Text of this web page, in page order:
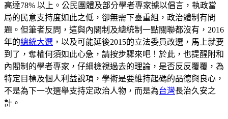
高達78% 以上。公民團體及部分學者專家據以倡言，執政當
局的民意支持度如此之低，卻無需下臺重組，政治體制有問
題。但筆者反問，這與內閣制及總統制一點關聯都沒有，2016
年的總統大選 ，以及可能延後2015的立法委員改選，馬上就要
到了，奪權何須如此心急，請按步驟來吧！於此，也提醒附和
內閣制的學者專家，仔細檢視過去的理論，是否反反覆覆，為
特定目標及個人利益說項，學術是要維持起碼的品德與良心，
不是為下一次選舉支持定政治人物，而是為台灣長治久安之
計。